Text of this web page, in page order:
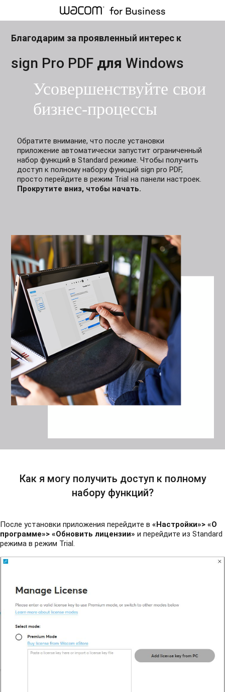
Благодарим за проявленный интерес к
sign Pro PDF для Windows
Усовершенствуйте свои
бизнес-процессы
Обратите внимание, что после установки
приложение автоматически запустит ограниченный
набор функций в Standard режиме. Чтобы получить
доступ к полному набору функций sign pro PDF,
просто перейдите в режим Trial на панели настроек.
Прокрутите вниз, чтобы начать.
Как я могу получить доступ к полному
набору функций?
После установки приложения перейдите в «Настройки»> «О
программе»> «Обновить лицензии» и перейдите из Standard
режима в режим Trial.